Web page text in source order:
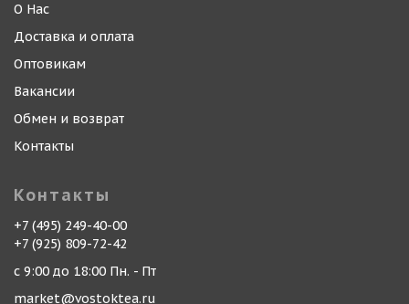
О Нас
Доставка и оплата
Оптовикам
Вакансии
Обмен и возврат
Контакты
Контакты
+7 (495) 249-40-00
+7 (925) 809-72-42
с 9:00 до 18:00 Пн. - Пт
market@vostoktea.ru